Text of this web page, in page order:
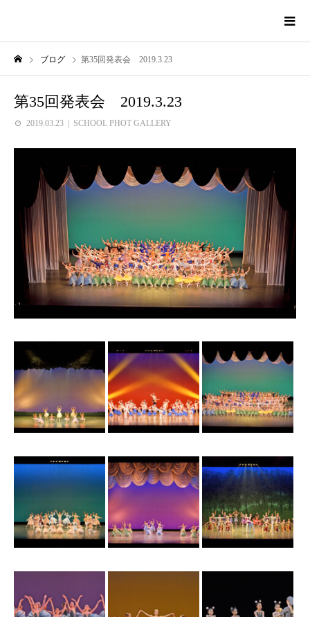
ブログ 第35回発表会 2019.3.23
第35回発表会 2019.3.23
2019.03.23 SCHOOL PHOT GALLERY